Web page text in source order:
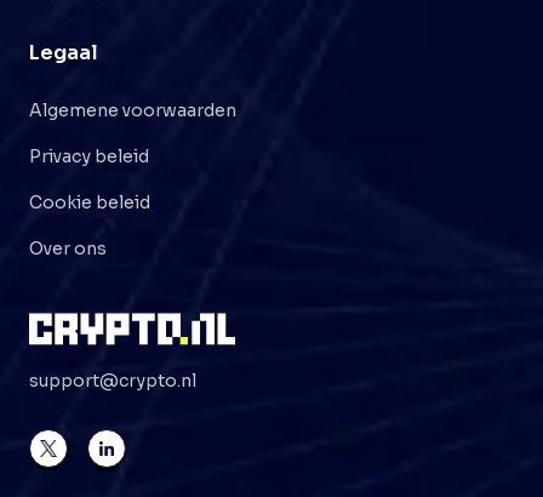
Legaal
Algemene voorwaarden
Privacy beleid
Cookie beleid
Over ons
support@crypto.nl